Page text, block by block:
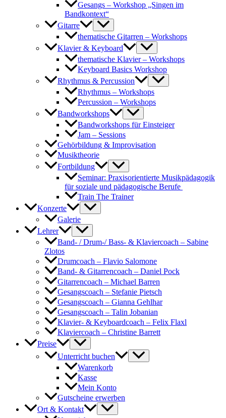
Gesangs – Workshop „Singen im
Bandkontext“
Gitarre
thematische Gitarren – Workshops
Klavier & Keyboard
thematische Klavier – Workshops
Keyboard Basics Workshop
Rhythmus & Percussion
Rhythmus – Workshops
Percussion – Workshops
Bandworkshops
Bandworkshops für Einsteiger
Jam – Sessions
Gehörbildung & Improvisation
Musiktheorie
Fortbildung
Seminar: Praxisorientierte Musikpädagogik
für soziale und pädagogische Berufe
Train The Trainer
Konzerte
Galerie
Lehrer
Band- / Drum-/ Bass- & Klaviercoach – Sabine
Zlotos
Drumcoach – Flavio Salomone
Band- & Gitarrencoach – Daniel Pock
Gitarrencoach – Michael Barren
Gesangscoach – Stefanie Pietsch
Gesangscoach – Gianna Gehlhar
Gesangscoach – Talin Jobanian
Klavier- & Keyboardcoach – Felix Flaxl
Klaviercoach – Christine Barrett
Preise
Unterricht buchen
Warenkorb
Kasse
Mein Konto
Gutscheine erwerben
Ort & Kontakt